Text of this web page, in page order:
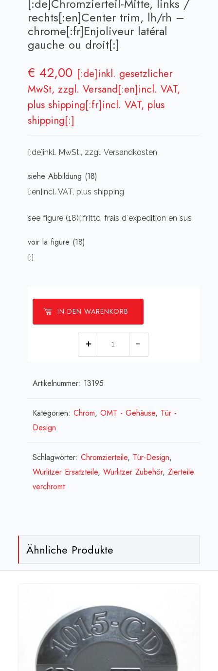
[:de]Chromzierteil-Mitte, links /
rechts[:en]Center trim, lh/rh –
chrome[:fr]Enjoliveur latéral
gauche ou droit[:]
€ 42,00 [:de]inkl. gesetzlicher
MwSt, zzgl. Versand[:en]incl. VAT,
plus shipping[:fr]incl. VAT, plus
shipping[:]
[:de]inkl. MwSt., zzgl. Versandkosten
siehe Abbildung (18)
[:en]incl. VAT, plus shipping
see figure (18)[:fr]ttc, frais d´expedition en sus
voir la figure (18)
[:]
IN DEN WARENKORB
/
trim,
chrome[:fr]Enjoliveur
latéral
Artikelnummer: 13195
Kategorien:Chrom,OMT - Gehäuse, Tür -
Design
Schlagwörter:Chromzierteile, Tür-Design,
Wurlitzer Ersatzteile,Wurlitzer Zubehör, Zierteile
verchromt
Ähnliche Produkte